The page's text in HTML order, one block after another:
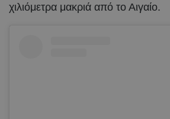
χιλιόμετρα μακριά από το Αιγαίο.